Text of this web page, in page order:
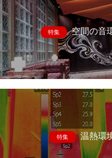
特集 空間の音
特集 温熱環